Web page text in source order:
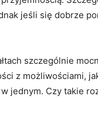
jeśli się dobrze
szczególnie
z możliwościami,
jednym. Czy takie